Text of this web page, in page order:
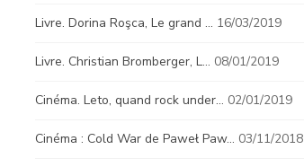
Livre. Dorina Roşca, Le grand … 16/03/2019
Livre. Christian Bromberger, L… 08/01/2019
Cinéma. Leto, quand rock under… 02/01/2019
Cinéma : Cold War de Paweł Paw… 03/11/2018